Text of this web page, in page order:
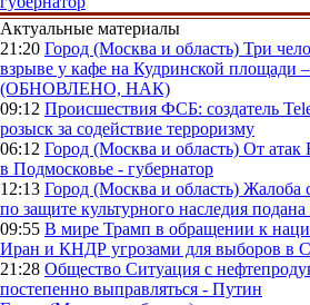
Актуальные материалы
21:20 Город (Москва и область) Три
взрыве у кафе на Кудринской площади
(ОБНОВЛЕНО, НАК)
09:12 Происшествия ФСБ: создатель
розыск за содействие терроризму
06:12 Город (Москва и область) От
в Подмосковье - губернатор
12:13 Город (Москва и область) Жалоба
по защите культурного наследия
09:55 В мире Трамп в обращении к
Иран и КНДР угрозами для выборов в
21:28 Общество Ситуация с
постепенно выправляться - Путин